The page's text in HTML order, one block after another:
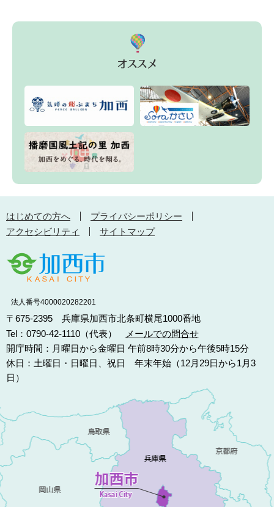
はじめての方へ
プライバシーポリシー
アクセシビリティ
サイトマップ
法人番号4000020282201
〒675-2395 兵庫県加西市北条町横尾1000番地
Tel：0790-42-1110（代表）
メールでの問合せ
開庁時間：月曜日から金曜日 午前8時30分から午後5時15分
休日：土曜日・日曜日、祝日 年末年始（12月29日から1月3
日）